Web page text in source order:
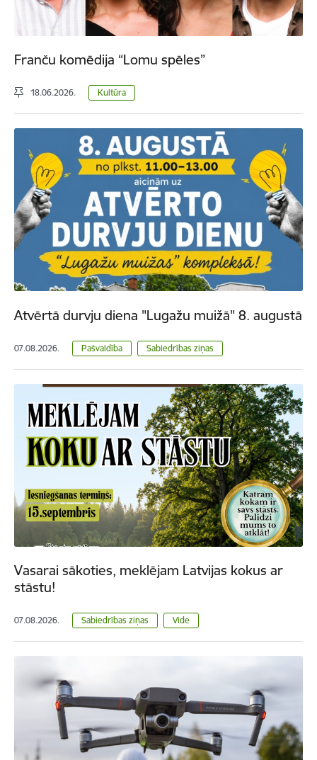
Franču komēdija “Lomu spēles”
18.06.2026. Kultūra
Atvērtā durvju diena "Lugažu muižā" 8. augustā
07.08.2026. Pašvaldība Sabiedrības ziņas
Vasarai sākoties, meklējam Latvijas kokus ar
stāstu!
07.08.2026. Sabiedrības ziņas Vide